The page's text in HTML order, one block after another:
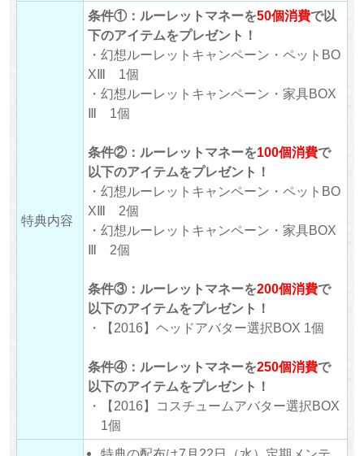
特典内容
条件①：ルーレットマネーを50個消費で以
下のアイテムをプレゼント！
・幻想ルーレットキャンペーン・ペットBO
XⅢ 1個
・幻想ルーレットキャンペーン・家具BOX
Ⅲ 1個
条件②：ルーレットマネーを100個消費で
以下のアイテムをプレゼント！
・幻想ルーレットキャンペーン・ペットBO
XⅢ 2個
・幻想ルーレットキャンペーン・家具BOX
Ⅲ 2個
条件③：ルーレットマネーを200個消費で
以下のアイテムをプレゼント！
・【2016】ヘッドアバター選択BOX 1個
条件④：ルーレットマネーを250個消費で
以下のアイテムをプレゼント！
・【2016】コスチュームアバター選択BOX
1個